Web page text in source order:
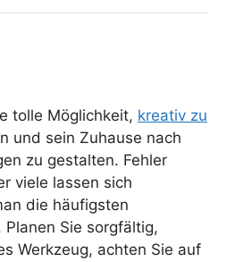
tolle Möglichkeit, kreativ zu
und sein Zuhause nach
zu gestalten. Fehler
viele lassen sich
die häufigsten
Sie sorgfältig,
Werkzeug, achten Sie auf